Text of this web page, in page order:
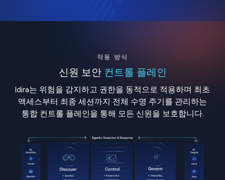
작동 방식
신원 보안 컨트롤 플레인
Idira는 위험을 감지하고 권한을 동적으로 적용하며 최초
액세스부터 최종 세션까지 전체 수명 주기를 관리하는
통합 컨트롤 플레인을 통해 모든 신원을 보호합니다.